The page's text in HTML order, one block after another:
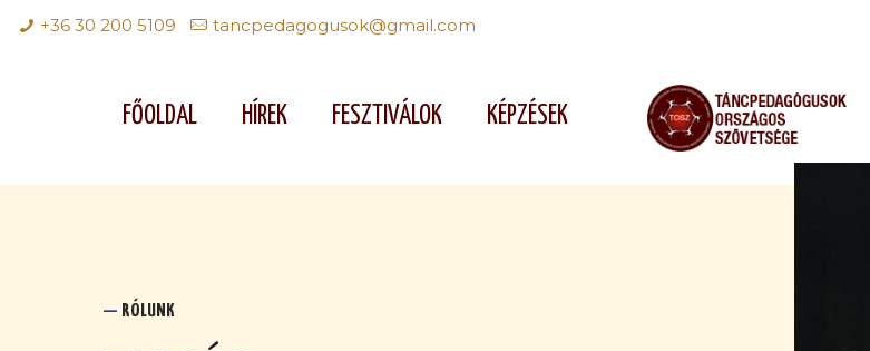
+36 30 200 5109 tancpedagogusok@gmail.com
FŐOLDAL HÍREK FESZTIVÁLOK KÉPZÉSEK
— RÓLUNK